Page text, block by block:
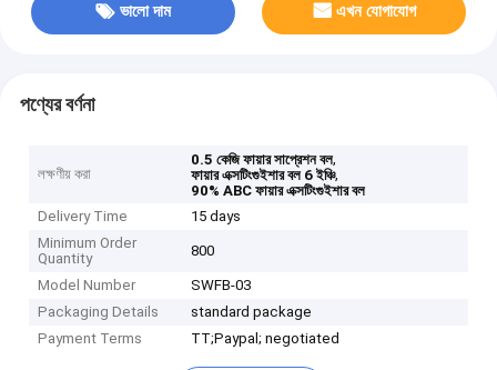
ভালো দাম এখন যোগাযোগ
পণ্যের বর্ণনা
লক্ষণীয় করা
0.5 কেজি ফায়ার সাপ্রেশন বল,
ফায়ার এক্সটিংগুইশার বল 6 ইঞ্চি,
90% ABC ফায়ার এক্সটিংগুইশার বল
Delivery Time
15 days
Minimum Order
Quantity
800
Model Number
SWFB-03
Packaging Details
standard package
Payment Terms
TT;Paypal; negotiated